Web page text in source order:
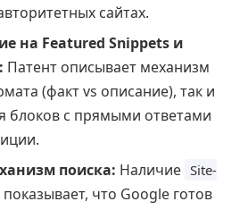
сайтах.
на Featured Snippets и
Патент описывает механизм
(факт vs описание), так и
блоков с прямыми ответами
поиска: Наличие Site-
показывает, что Google готов